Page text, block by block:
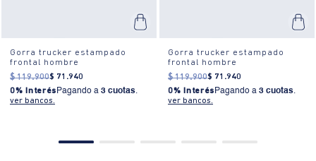
Gorra trucker estampado
frontal hombre
$ 119.900$ 71 .940
0% Interés Pagando a 3 cuotas.
ver bancos.
Gorra trucker estampado
frontal hombre
$ 119.900$ 71 .940
0% Interés Pagando a 3 cuotas.
ver bancos.